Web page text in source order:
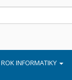
ROK INFORMATIKY